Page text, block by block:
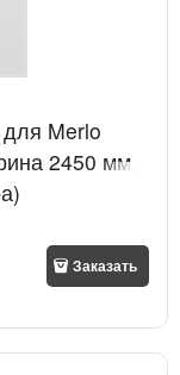
Merlo
2450 мм,
Заказать